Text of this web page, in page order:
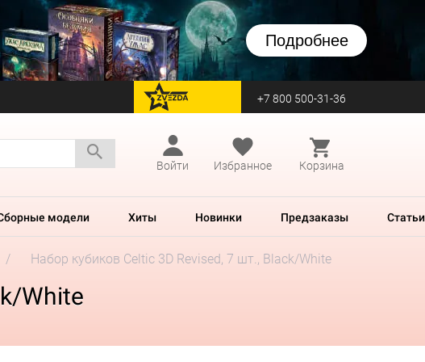
Подробнее
перейти на Zvezda +7 800 500-31-36
Войти
Избранное Корзина
модели Хиты Новинки Предзаказы Статьи
Набор кубиков Celtic 3D Revised, 7 шт., Black/White
White